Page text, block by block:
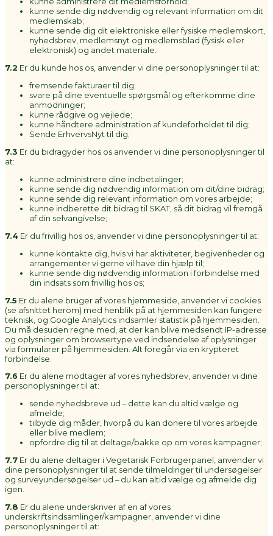
kunne sende dig nødvendig og relevant information om dit
medlemskab;
kunne sende dig dit elektroniske eller fysiske medlemskort,
nyhedsbrev, medlemsnyt og medlemsblad (fysisk eller
elektronisk) og andet materiale.
7.2 Er du kunde hos os, anvender vi dine personoplysninger til at:
fremsende fakturaer til dig;
svare på dine eventuelle spørgsmål og efterkomme dine
anmodninger;
kunne rådgive og vejlede;
kunne håndtere administration af kundeforholdet til dig;
Sende ErhvervsNyt til dig;
7.3 Er du bidragyder hos os anvender vi dine personoplysninger til
at:
kunne administrere dine indbetalinger;
kunne sende dig nødvendig information om dit/dine bidrag;
kunne sende dig relevant information om vores arbejde;
kunne indberette dit bidrag til SKAT, så dit bidrag vil fremgå
af din selvangivelse;
7.4 Er du frivillig hos os, anvender vi dine personoplysninger til at:
kunne kontakte dig, hvis vi har aktiviteter, begivenheder og
arrangementer vi gerne vil have din hjælp til;
kunne sende dig nødvendig information i forbindelse med
din indsats som frivillig hos os;
7.5 Er du alene bruger af vores hjemmeside, anvender vi cookies
(se afsnittet herom) med henblik på at hjemmesiden kan fungere
teknisk, og Google Analytics indsamler statistik på hjemmesiden.
Du må desuden regne med, at der kan blive medsendt IP-adresse
og oplysninger om browsertype ved indsendelse af oplysninger
via formularer på hjemmesiden. Alt foregår via en krypteret
forbindelse.
7.6 Er du alene modtager af vores nyhedsbrev, anvender vi dine
personoplysninger til at:
sende nyhedsbreve ud – dette kan du altid vælge og
afmelde;
tilbyde dig måder, hvorpå du kan donere til vores arbejde
eller blive medlem;
opfordre dig til at deltage/bakke op om vores kampagner;
7.7 Er du alene deltager i Vegetarisk Forbrugerpanel, anvender vi
dine personoplysninger til at sende tilmeldinger til undersøgelser
og surveyundersøgelser ud – du kan altid vælge og afmelde dig
igen.
7.8 Er du alene underskriver af en af vores
underskriftsindsamlinger/kampagner, anvender vi dine
personoplysninger til at: